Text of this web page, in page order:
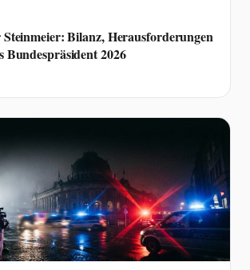
Bilanz, Herausforderungen
2026